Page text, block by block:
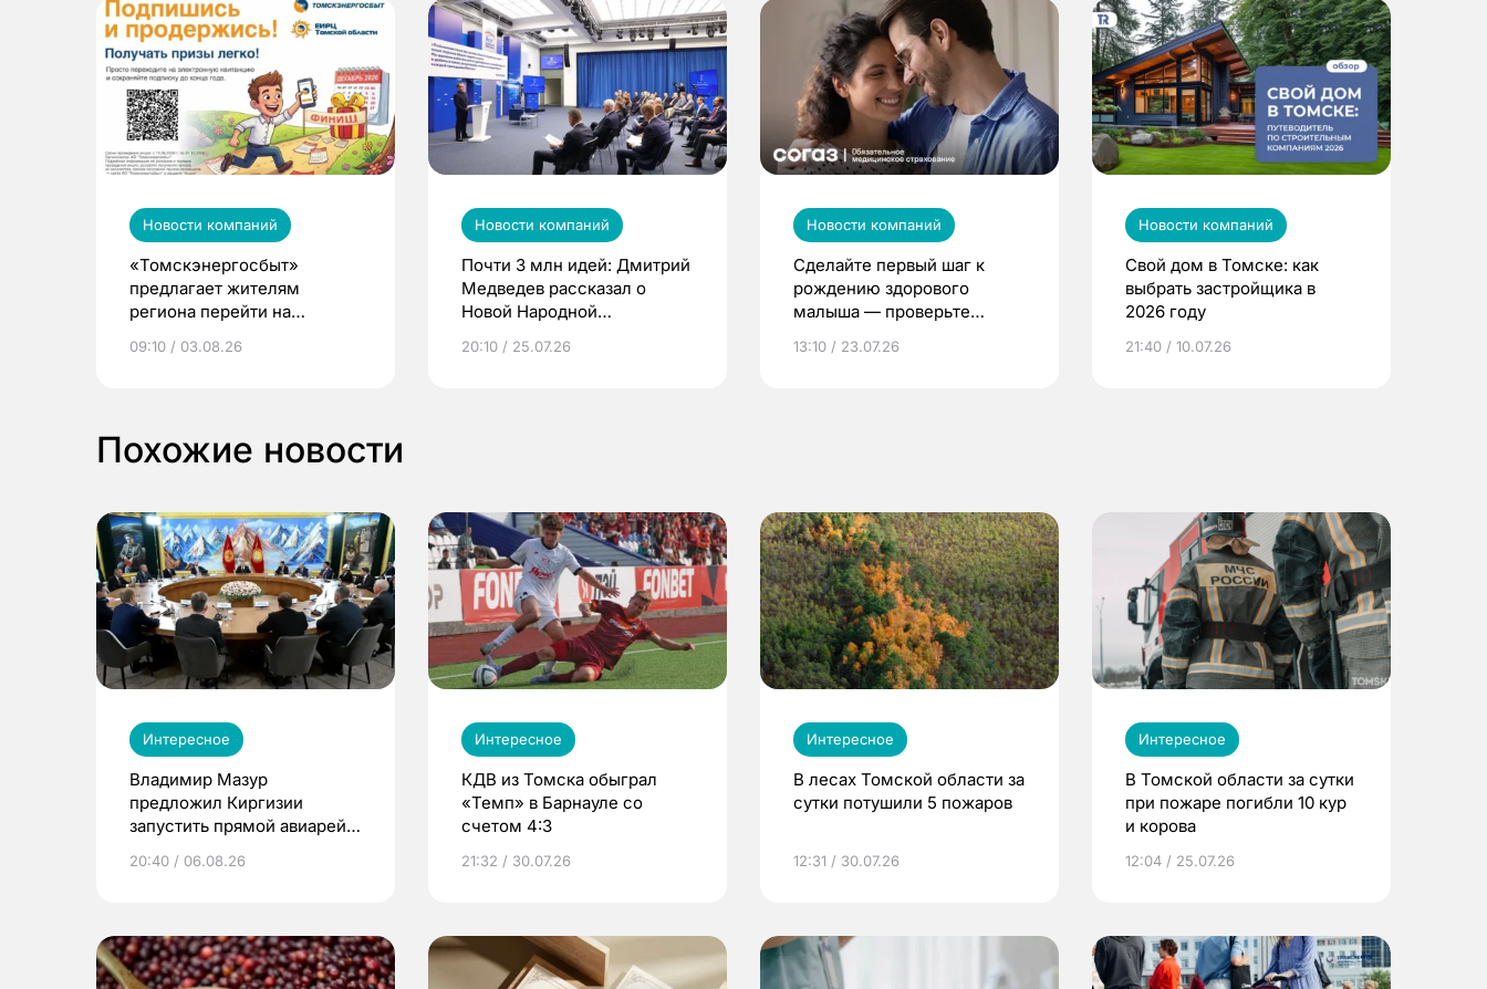
Новости компаний
«Томскэнергосбыт»
предлагает жителям
региона перейти на
выиграть призы
09:10 / 03.08.26
Новости компаний
Почти 3 млн идей: Дмитрий
Медведев рассказал о
Новой Народной
20:10 / 25.07.26
Новости компаний
Сделайте первый шаг к
рождению здорового
малыша — проверьте
по ОМС!
13:10 / 23.07.26
Новости компаний
Свой дом в Томске: как
выбрать застройщика в
2026 году
21:40 / 10.07.26
Похожие новости
Интересное
Владимир Мазур
предложил Киргизии
запустить прямой авиарейс
20:40 / 06.08.26
Интересное
КДВ из Томска обыграл
«Темп» в Барнауле со
счетом 4:3
21:32 / 30.07.26
Интересное
В лесах Томской области за
сутки потушили 5 пожаров
12:31 / 30.07.26
Интересное
В Томской области за сутки
при пожаре погибли 10 кур
и корова
12:04 / 25.07.26